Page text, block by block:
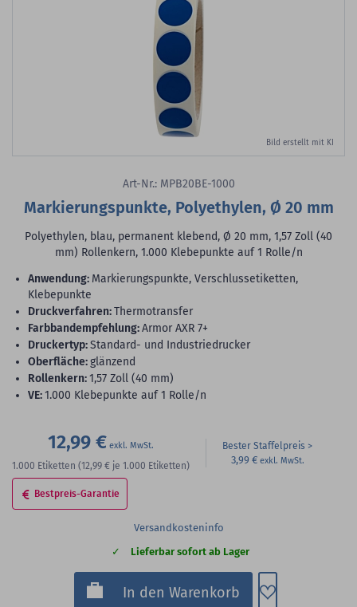
Bild erstellt mit KI
Art-Nr.: MPB20BE-1000
Markierungspunkte, Polyethylen, Ø 20 mm
Polyethylen, blau, permanent klebend, Ø 20 mm, 1,57 Zoll (40
mm) Rollenkern, 1.000 Klebepunkte auf 1 Rolle/n
Anwendung: Markierungspunkte, Verschlussetiketten,
Klebepunkte
Druckverfahren:Thermotransfer
Farbbandempfehlung:Armor AXR 7+
Druckertyp:Standard- und Industriedrucker
Oberfläche:glänzend
Rollenkern:1,57 Zoll (40 mm)
VE:1.000 Klebepunkte auf 1 Rolle/n
12,99 €
1.000 Etiketten (12,99 € je 1.000 Etiketten)
Bester Staffelpreis
3,99 €
Bestpreis-Garantie
Versandkosteninfo
Lieferbar sofort ab Lager
In den Warenkorb Zum